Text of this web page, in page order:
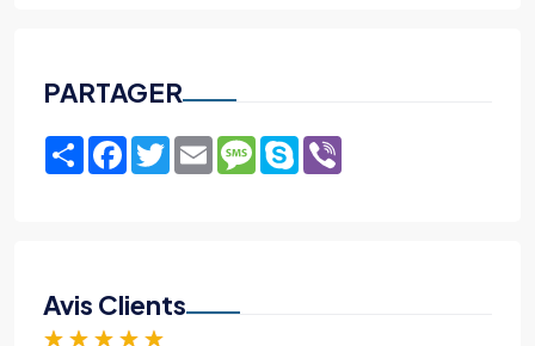
PARTAGER
ShareFacebook
TwitterEmailMessage
Skype
Avis Clients
★ ★ ★ ★ ★